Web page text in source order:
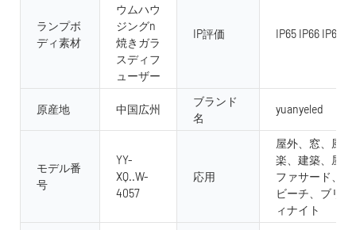
ランプボ
ディ素材
ウムハウ
ジングn
焼きガラ
スディフ
ューザー
IP評価 IP65 IP66 IP67
原産地 中国広州
ブランド
名
yuanyeled
モデル番
号
YY-
XQ..W-
4057
応用
屋外、窓、風
楽、建築、屋
ファサード、
ビーチ、ブリ
ィナイト